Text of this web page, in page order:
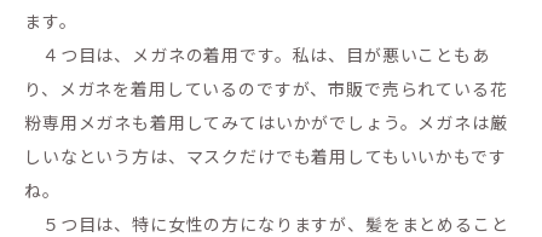
ます。
４つ目は、メガネの着用です。私は、目が悪いこともあ
り、メガネを着用しているのですが、市販で売られている花
粉専用メガネも着用してみてはいかがでしょう。メガネは厳
しいなという方は、マスクだけでも着用してもいいかもです
ね。
５つ目は、特に女性の方になりますが、髪をまとめること